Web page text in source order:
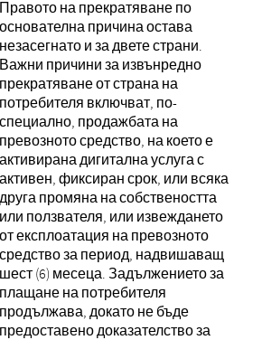
Правото на прекратяване по
основателна причина остава
незасегнато и за двете страни.
Важни причини за извънредно
прекратяване от страна на
потребителя включват, по-
специално, продажбата на
превозното средство, на което е
активирана дигитална услуга с
активен, фиксиран срок, или всяка
друга промяна на собствеността
или ползвателя, или извеждането
от експлоатация на превозното
средство за период, надвишаващ
шест (6) месеца. Задължението за
плащане на потребителя
продължава, докато не бъде
предоставено доказателство за